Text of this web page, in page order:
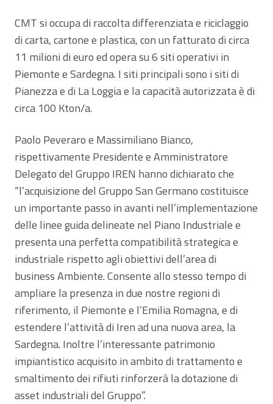
CMT si occupa di raccolta differenziata e riciclaggio
di carta, cartone e plastica, con un fatturato di circa
11 milioni di euro ed opera su 6 siti operativi in
Piemonte e Sardegna. I siti principali sono i siti di
Pianezza e di La Loggia e la capacità autorizzata è di
circa 100 Kton/a.
Paolo Peveraro e Massimiliano Bianco,
rispettivamente Presidente e Amministratore
Delegato del Gruppo IREN hanno dichiarato che
“l’acquisizione del Gruppo San Germano costituisce
un importante passo in avanti nell’implementazione
delle linee guida delineate nel Piano Industriale e
presenta una perfetta compatibilità strategica e
industriale rispetto agli obiettivi dell’area di
business Ambiente. Consente allo stesso tempo di
ampliare la presenza in due nostre regioni di
riferimento, il Piemonte e l’Emilia Romagna, e di
estendere l’attività di Iren ad una nuova area, la
Sardegna. Inoltre l’interessante patrimonio
impiantistico acquisito in ambito di trattamento e
smaltimento dei rifiuti rinforzerà la dotazione di
asset industriali del Gruppo”.